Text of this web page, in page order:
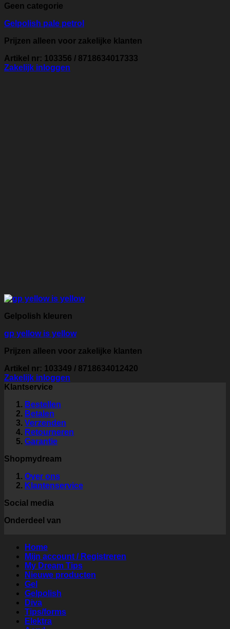
Geen categorie
Gelpolish pale petrol
Prijzen alleen voor zakelijke klanten
Artikel nr: 103356 / 8718634017333
Zakelijk inloggen
Gelpolish kleuren
gp yellow is yellow
Prijzen alleen voor zakelijke klanten
Artikel nr: 103349 / 8718634012420
Zakelijk inloggen
Klantservice
Bestellen
Betalen
Verzenden
Retourneren
Garantie
Shopmydream
Over ons
Klantenservice
Social media
Onderdeel van
Home
Mijn account / Registreren
My Dream Tips
Nieuwe producten
Gel
Gelpolish
Diva
Tips/forms
Elektra